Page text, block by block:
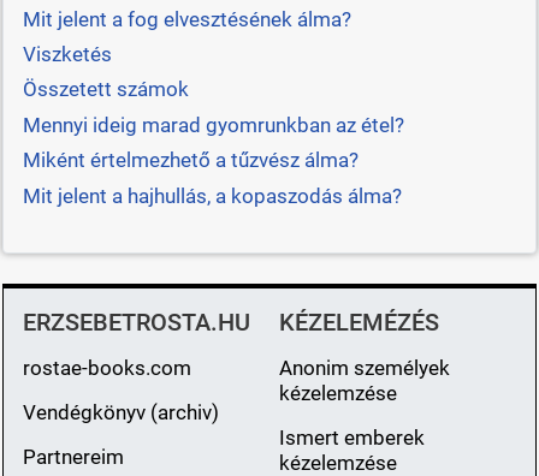
Mit jelent a fog elvesztésének álma?
Viszketés
Összetett számok
Mennyi ideig marad gyomrunkban az étel?
Miként értelmezhető a tűzvész álma?
Mit jelent a hajhullás, a kopaszodás álma?
ERZSEBETROSTA.HU
rostae-books.com
Vendégkönyv (archiv)
Partnereim
KÉZELEMÉZÉS
Anonim személyek
kézelemzése
Ismert emberek
kézelemzése